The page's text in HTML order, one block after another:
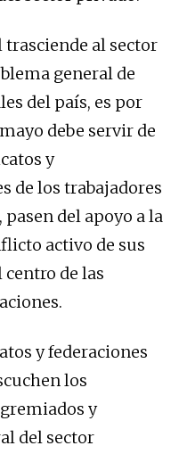
al sector
general de
del país, es por
debe servir de
y
de los trabajadores
del apoyo a la
activo de sus
centro de las
y federaciones
los
y
del sector